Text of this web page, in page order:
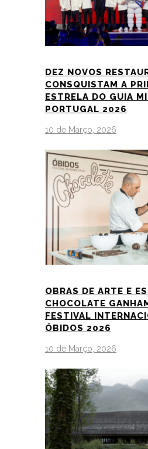
DEZ NOVOS
CONSQUISTAM A
ESTRELA DO GUIA
PORTUGAL 2026
10 de Março, 2026
OBRAS DE ARTE E
CHOCOLATE
FESTIVAL
ÓBIDOS 2026
10 de Março, 2026